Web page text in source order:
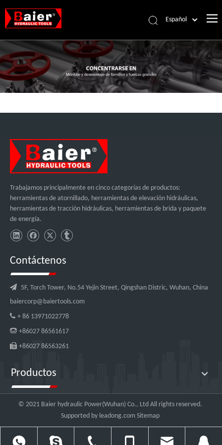
Español
Pусский
Français
العربية
English
Trabajamos principalmente en cinco categorías de productos:
herramientas de atornillado, herramientas de elevación hidráulicas,
herramientas de tracción hidráulicas, herramientas de brida y paquete
de energía.
Contáctenos
 5F, Torch Tower, No.54 Yejin Street, Qingshan Distric, Wuhan, China
baiercorp@baiertools.com
 + 86 13971022778
 +86027 86561617
 +86027 86563261
Productos
© 2021 Baier hydraulic Power(Wuhan) Co., Ltd All rights reserved.
Supported by leadong.com Sitemap